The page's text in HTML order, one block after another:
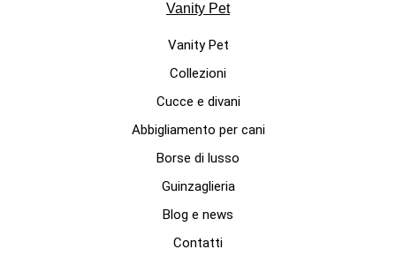
MAGLIETTE PER CANI DI LUSSO
Maglietta con cuori per cani
fashion "Sweet Heart"
Vanity Pet
Vanity Pet
Collezioni
Cucce e divani
Abbigliamento per cani
Borse di lusso
Guinzaglieria
Blog e news
Contatti